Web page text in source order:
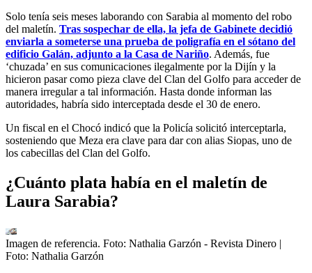
Solo tenía seis meses laborando con Sarabia al momento del robo
del maletín. Tras sospechar de ella, la jefa de Gabinete decidió
enviarla a someterse una prueba de poligrafía en el sótano del
edificio Galán, adjunto a la Casa de Nariño. Además, fue
‘chuzada’ en sus comunicaciones ilegalmente por la Dijín y la
hicieron pasar como pieza clave del Clan del Golfo para acceder de
manera irregular a tal información. Hasta donde informan las
autoridades, habría sido interceptada desde el 30 de enero.
Un fiscal en el Chocó indicó que la Policía solicitó interceptarla,
sosteniendo que Meza era clave para dar con alias Siopas, uno de
los cabecillas del Clan del Golfo.
¿Cuánto plata había en el maletín de
Laura Sarabia?
Imagen de referencia. Foto: Nathalia Garzón - Revista Dinero |
Foto: Nathalia Garzón